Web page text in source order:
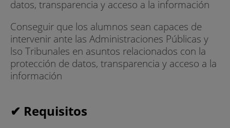
datos, transparencia y acceso a la información
Conseguir que los alumnos sean capaces de
intervenir ante las Administraciones Públicas y
lso Tribunales en asuntos relacionados con la
protección de datos, transparencia y acceso a la
información
✔ Requisitos